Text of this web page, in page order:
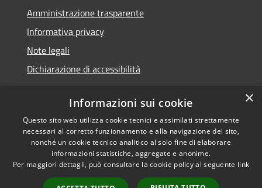
Amministrazione trasparente
Informativa privacy
Note legali
Dichiarazione di accessibilità
RSS
Accessibilità
Cookie
Mappa del sito
Copyright © 2026 • Comune di
Santa Teresa Gallura •
Powered byMunicipium
Accesso redazione
×
Informazioni sui cookie
Questo sito web utilizza cookie tecnici e assimilati strettamente
necessari al corretto funzionamento e alla navigazione del sito,
nonché un cookie tecnico analitico al solo fine di elaborare
informazioni statistiche, aggregate e anonime.
Per maggiori dettagli, può consultare la cookie policy al seguente link